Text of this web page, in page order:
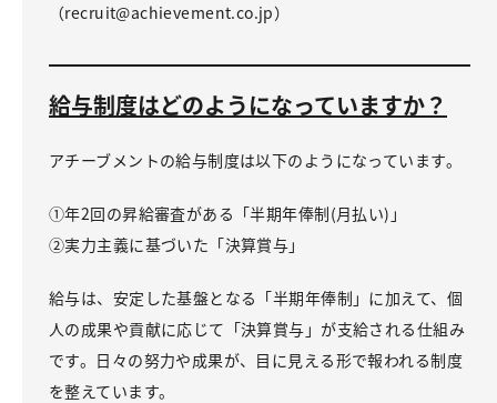
（recruit@achievement.co.jp）
給与制度はどのようになっていますか？
アチーブメントの給与制度は以下のようになっています。
①年2回の昇給審査がある「半期年俸制(月払い)」
②実力主義に基づいた「決算賞与」
給与は、安定した基盤となる「半期年俸制」に加えて、個
人の成果や貢献に応じて「決算賞与」が支給される仕組み
です。日々の努力や成果が、目に見える形で報われる制度
を整えています。